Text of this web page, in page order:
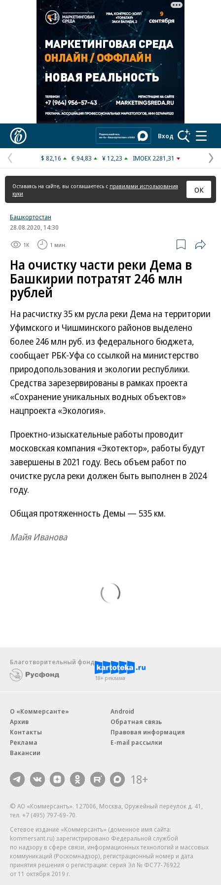
Реклама в «Ъ» www.kommersant.ru/ad
Вход
Предыдущая
страница
$ 82,16 € 94,83 ¥ 12,23 IMOEX 2281,31
Оставаясь на сайте, вы соглашаетесь с правилами использования
куки
ОК
Башкортостан
28.08.2020, 14:30
1K 1 мин.
На очистку части реки Дема в
Башкирии потратят 246 млн
рублей
На расчистку 35 км русла реки Дема на территории
Уфимского и Чишминского районов выделено
более 246 млн руб. из федерального бюджета,
сообщает РБК-Уфа со ссылкой на министерство
природопользования и экологии республики.
Средства зарезервированы в рамках проекта
«Сохранение уникальных водных объектов»
нацпроекта «Экология».
Проектно-изыскательные работы проводит
московская компания «Экотектор», работы будут
завершены в 2021 году. Весь объем работ по
очистке русла реки должен быть выполнен в 2024
году.
Общая протяженность Демы — 535 км.
Майя Иванова
Благотворительный фонд
18+ реклама
О «Коммерсанте»
Архив
Контакты
Реклама
Вакансии
Android
Обратная связь
Правовая информация
E-mail рассылки
18+
© АО «Коммерсантъ». 127006, Москва, Оружейный переулок д. 41,
тел. +7 (495) 797-69-70.
Сетевое издание «Коммерсантъ» (доменное имя сайта:
kommersant.ru) зарегистрировано Федеральной службой
по надзору в сфере связи, информационных технологий и массовых
коммуникаций (Роскомнадзор), регистрационный номер и дата
принятия решения о регистрации: серия Эл № ФС77-76922
от 11 октября 2019 г.